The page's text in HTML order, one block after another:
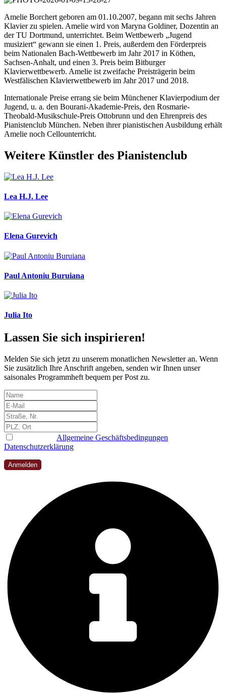
Amelie Borchert geboren am 01.10.2007, begann mit sechs Jahren
Klavier zu spielen. Amelie wird von Maryna Goldiner, Dozentin an
der TU Dortmund, unterrichtet. Beim Wettbewerb „Jugend
musiziert“ gewann sie einen 1. Preis, außerdem den Förderpreis
beim Nationalen Bach-Wettbewerb im Jahr 2017 in Köthen,
Sachsen-Anhalt, und einen 3. Preis beim Bitburger
Klavierwettbewerb. Amelie ist zweifache Preisträgerin beim
Westfälischen Klavierwettbewerb im Jahr 2017 und 2018.
Internationale Preise errang sie beim Münchener Klavierpodium der
Jugend, u. a. den Bourani-Akademie-Preis, den Rosmarie-
Theobald-Musikschule-Preis Ottobrunn und den Ehrenpreis des
Pianistenclub München. Neben ihrer pianistischen Ausbildung erhält
Amelie noch Cellounterricht.
Weitere Künstler des Pianistenclub
Lea H.J. Lee
Elena Gurevich
Paul Antoniu Buruiana
Julia Ito
Lassen Sie sich inspirieren!
Melden Sie sich jetzt zu unserem monatlichen Newsletter an. Wenn
Sie zusätzlich Ihre Anschrift angeben, senden wir Ihnen unser
saisonales Programmheft bequem per Post zu.
Allgemeine Geschäftsbedingungen
Datenschutzerklärung
Anmelden